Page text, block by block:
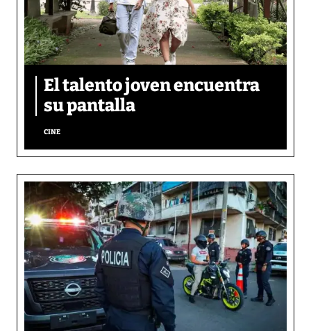
El talento joven encuentra
su pantalla​
CINE